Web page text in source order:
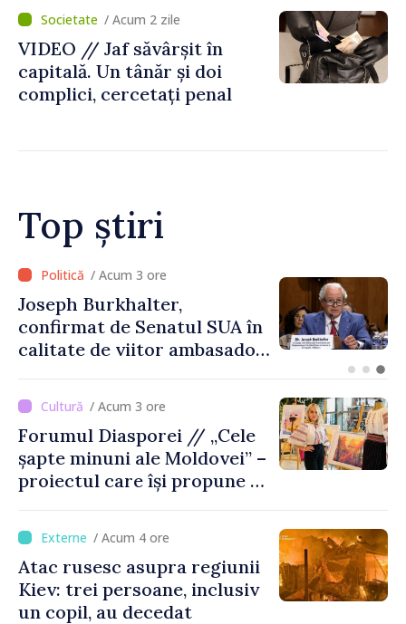
/ Acum 2 zile
VIDEO // Jaf săvârșit în
capitală. Un tânăr și doi
complici, cercetați penal
Top știri
/ Acum 1 oră
UPDATE: Traficul la PTF
Giurgiulești-Galația fost
fluidizat; activitatea se
normale
/ Acum 3 ore
Forumul Diasporei // „Cele
șapte minuni ale Moldovei” –
proiectul care își propune să
de țara de origine
/ Acum 4 ore
Atac rusesc asupra regiunii
Kiev: trei persoane, inclusiv
un copil, au decedat